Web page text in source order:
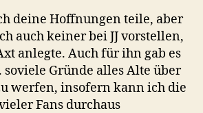
deine Hoffnungen teile, aber
auch keiner bei JJ vorstellen,
anlegte. Auch für ihn gab es
soviele Gründe alles Alte über
werfen, insofern kann ich die
Fans durchaus